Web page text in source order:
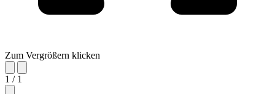
Zum Vergrößern klicken
1 / 1